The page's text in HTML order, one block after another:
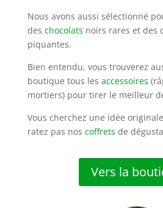
Nous avons aussi sélectionné
des chocolats noirs rares et des
piquantes.
Bien entendu, vous trouverez
boutique tous les accessoires
mortiers) pour tirer le meilleur
Vous cherchez une idée
ratez pas nos coffrets de
Vers la